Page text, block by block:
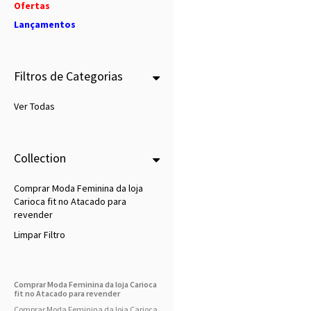
Ofertas
Lançamentos
Filtros de Categorias
Ver Todas
Collection
Comprar Moda Feminina da loja
Carioca fit no Atacado para
revender
Limpar Filtro
Comprar Moda Feminina da loja Carioca
fit no Atacado para revender